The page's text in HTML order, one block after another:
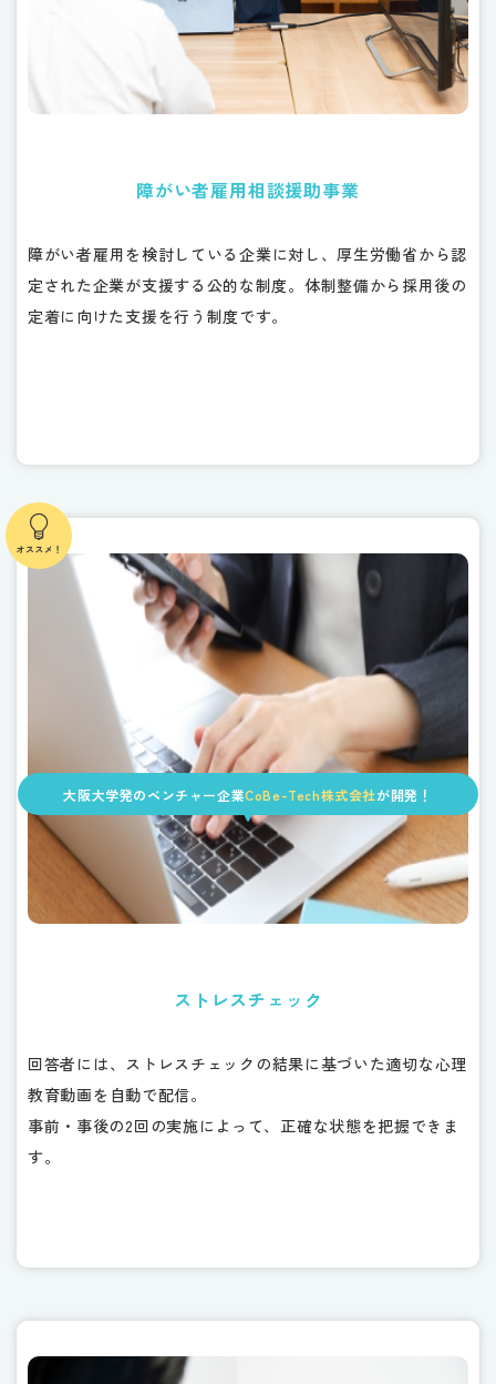
障がい者雇用相談援助事業
障がい者雇用を検討している企業に対し、厚生労働省から認
定された企業が支援する公的な制度。体制整備から採用後の
定着に向けた支援を行う制度です。
大阪大学発のベンチャー企業CoBe-Tech株式会社が開発！
ストレスチェック
回答者には、ストレスチェックの結果に基づいた適切な心理
教育動画を自動で配信。
事前・事後の2回の実施によって、正確な状態を把握できま
す。